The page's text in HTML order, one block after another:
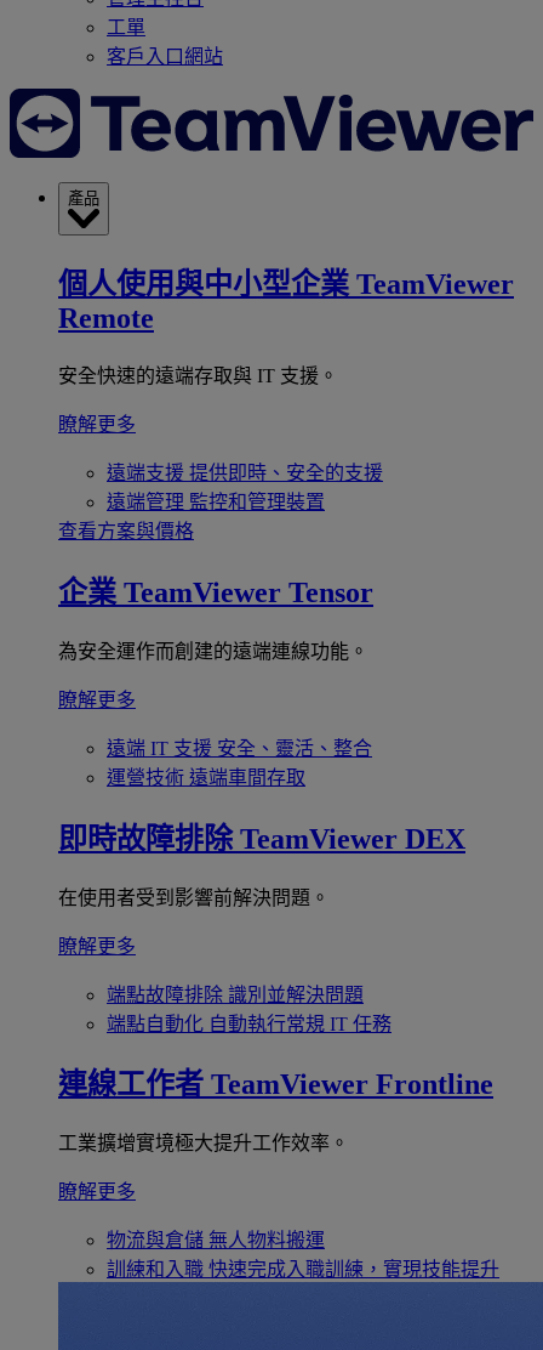
工單
客戶入口網站
產品
個人使用與中小型企業 TeamViewer
Remote
安全快速的遠端存取與 IT 支援。
瞭解更多
遠端支援 提供即時、安全的支援
遠端管理 監控和管理裝置
查看方案與價格
企業 TeamViewer Tensor
為安全運作而創建的遠端連線功能。
瞭解更多
遠端 IT 支援 安全、靈活、整合
運營技術 遠端車間存取
即時故障排除 TeamViewer DEX
在使用者受到影響前解決問題。
瞭解更多
端點故障排除 識別並解決問題
端點自動化 自動執行常規 IT 任務
連線工作者 TeamViewer Frontline
工業擴增實境極大提升工作效率。
瞭解更多
物流與倉儲 無人物料搬運
訓練和入職 快速完成入職訓練，實現技能提升